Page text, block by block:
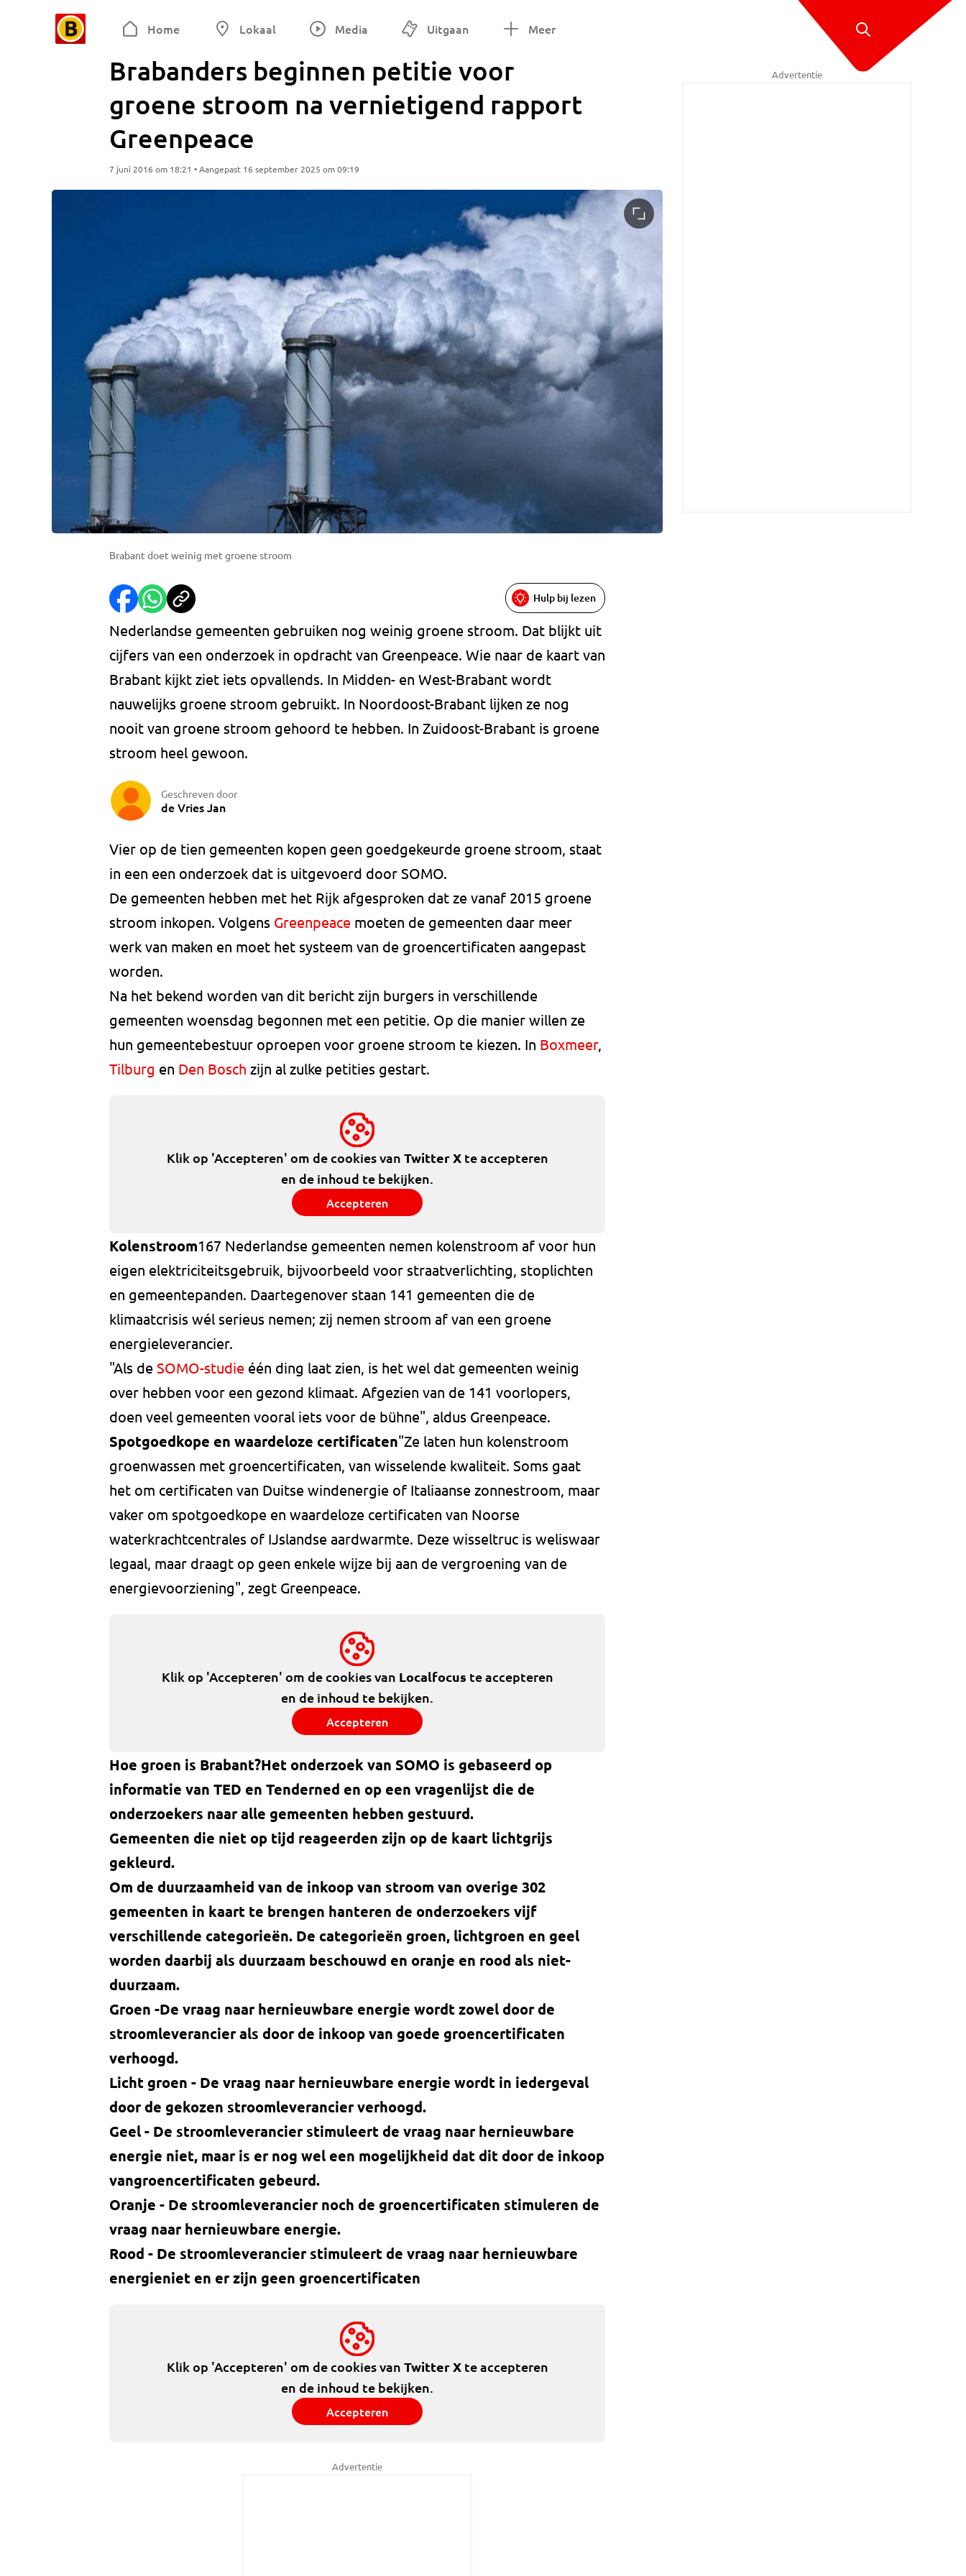
Home Lokaal Media Uitgaan Meer
Brabanders beginnen petitie voor
groene stroom na vernietigend rapport
Greenpeace
7 juni 2016 om 18:21 • Aangepast 16 september 2025 om 09:19
Brabant doet weinig met groene stroom
Hulp bij lezen
Nederlandse gemeenten gebruiken nog weinig groene stroom. Dat blijkt uit
cijfers van een onderzoek in opdracht van Greenpeace. Wie naar de kaart van
Brabant kijkt ziet iets opvallends. In Midden- en West-Brabant wordt
nauwelijks groene stroom gebruikt. In Noordoost-Brabant lijken ze nog
nooit van groene stroom gehoord te hebben. In Zuidoost-Brabant is groene
stroom heel gewoon.
Geschreven door
de Vries Jan
Vier op de tien gemeenten kopen geen goedgekeurde groene stroom, staat
in een een onderzoek dat is uitgevoerd door SOMO.
De gemeenten hebben met het Rijk afgesproken dat ze vanaf 2015 groene
stroom inkopen. Volgens Greenpeace moeten de gemeenten daar meer
werk van maken en moet het systeem van de groencertificaten aangepast
worden.
Na het bekend worden van dit bericht zijn burgers in verschillende
gemeenten woensdag begonnen met een petitie. Op die manier willen ze
hun gemeentebestuur oproepen voor groene stroom te kiezen. In Boxmeer,
Tilburg en Den Bosch zijn al zulke petities gestart.
Klik op 'Accepteren' om de cookies van Twitter Xte accepteren
en de inhoud te bekijken.
Accepteren
Kolenstroom167 Nederlandse gemeenten nemen kolenstroom af voor hun
eigen elektriciteitsgebruik, bijvoorbeeld voor straatverlichting, stoplichten
en gemeentepanden. Daartegenover staan 141 gemeenten die de
klimaatcrisis wél serieus nemen; zij nemen stroom af van een groene
energieleverancier.
"Als de SOMO-studie één ding laat zien, is het wel dat gemeenten weinig
over hebben voor een gezond klimaat. Afgezien van de 141 voorlopers,
doen veel gemeenten vooral iets voor de bühne", aldus Greenpeace.
Spotgoedkope en waardeloze certificaten"Ze laten hun kolenstroom
groenwassen met groencertificaten, van wisselende kwaliteit. Soms gaat
het om certificaten van Duitse windenergie of Italiaanse zonnestroom, maar
vaker om spotgoedkope en waardeloze certificaten van Noorse
waterkrachtcentrales of IJslandse aardwarmte. Deze wisseltruc is weliswaar
legaal, maar draagt op geen enkele wijze bij aan de vergroening van de
energievoorziening", zegt Greenpeace.
Klik op 'Accepteren' om de cookies van Localfocus te accepteren
en de inhoud te bekijken.
Accepteren
Hoe groen is Brabant?Het onderzoek van SOMO is gebaseerd op
informatie van TED en Tenderned en op een vragenlijst die de
onderzoekers naar alle gemeenten hebben gestuurd.
Gemeenten die niet op tijd reageerden zijn op de kaart lichtgrijs
gekleurd.
Om de duurzaamheid van de inkoop van stroom van overige 302
gemeenten in kaart te brengen hanteren de onderzoekers vijf
verschillende categorieën. De categorieën groen, lichtgroen en geel
worden daarbij als duurzaam beschouwd en oranje en rood als niet-
duurzaam.
Groen -De vraag naar hernieuwbare energie wordt zowel door de
stroomleverancier als door de inkoop van goede groencertificaten
verhoogd.
Licht groen - De vraag naar hernieuwbare energie wordt in iedergeval
door de gekozen stroomleverancier verhoogd.
Geel - De stroomleverancier stimuleert de vraag naar hernieuwbare
energie niet, maar is er nog wel een mogelijkheid dat dit door de inkoop
vangroencertificaten gebeurd.
Oranje - De stroomleverancier noch de groencertificaten stimuleren de
vraag naar hernieuwbare energie.
Rood - De stroomleverancier stimuleert de vraag naar hernieuwbare
energieniet en er zijn geen groencertificaten
Klik op 'Accepteren' om de cookies van Twitter Xte accepteren
en de inhoud te bekijken.
Accepteren
Advertentie
Advertentie